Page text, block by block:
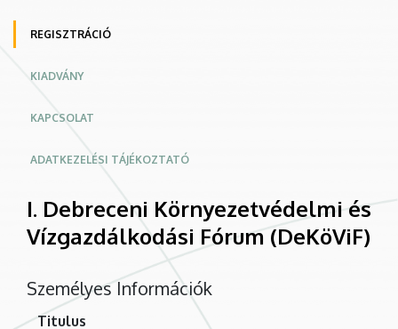
REGISZTRÁCIÓ
KIADVÁNY
KAPCSOLAT
ADATKEZELÉSI TÁJÉKOZTATÓ
I. Debreceni Környezetvédelmi és
Vízgazdálkodási Fórum (DeKöViF)
Személyes Információk
Titulus